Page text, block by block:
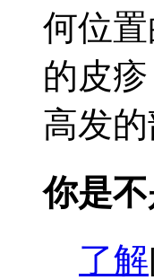
何位
的皮
高发
你是不
了解